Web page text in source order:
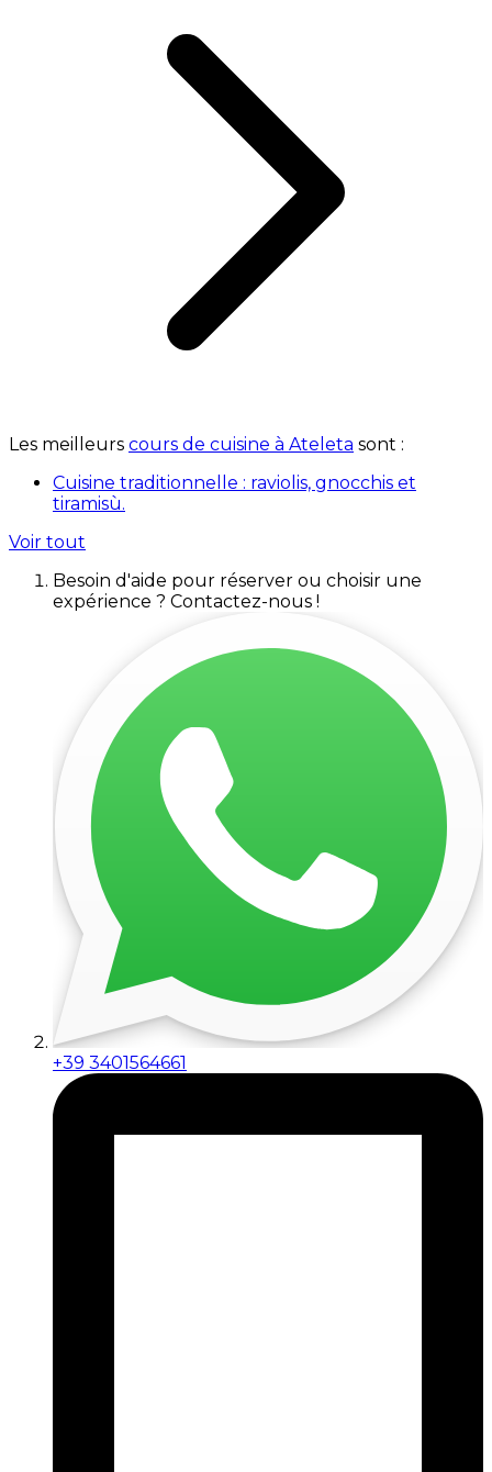
Les meilleurs cours de cuisine à Ateleta sont :
Cuisine traditionnelle : raviolis, gnocchis et
tiramisù.
Voir tout
Besoin d'aide pour réserver ou choisir une
expérience ? Contactez-nous !
+39 3401564661